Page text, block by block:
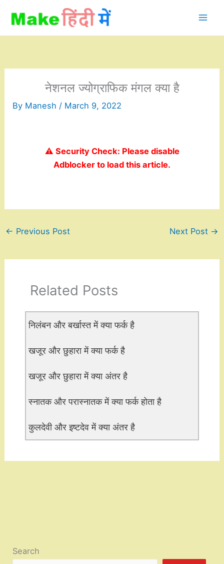
content
नेशनल ज्योग्राफिक मंगल क्या है
By Manesh / March 9, 2022
⚠️ Security Check: Please disable
Adblocker to load this article.
← Previous Post Next Post →
Related Posts
निलंबन और बर्खास्त में क्या फर्क है
खजूर और छुहारा में क्या फर्क है
खजूर और छुहारा में क्या अंतर है
स्नातक और परास्नातक में क्या फर्क होता है
कुलदेवी और इष्टदेव में क्या अंतर है
Search